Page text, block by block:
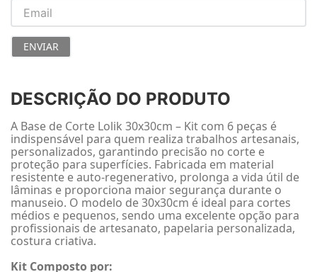
ENVIAR
DESCRIÇÃO DO PRODUTO
A Base de Corte Lolik 30x30cm – Kit com 6 peças é
indispensável para quem realiza trabalhos artesanais,
personalizados, garantindo precisão no corte e
proteção para superfícies. Fabricada em material
resistente e auto-regenerativo, prolonga a vida útil de
lâminas e proporciona maior segurança durante o
manuseio. O modelo de 30x30cm é ideal para cortes
médios e pequenos, sendo uma excelente opção para
profissionais de artesanato, papelaria personalizada,
costura criativa.
Kit Composto por: